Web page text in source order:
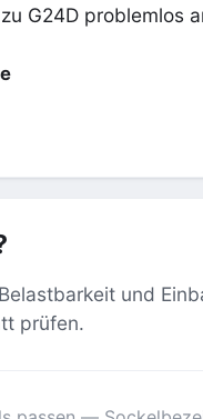
G24D problemlos
und
prüfen.